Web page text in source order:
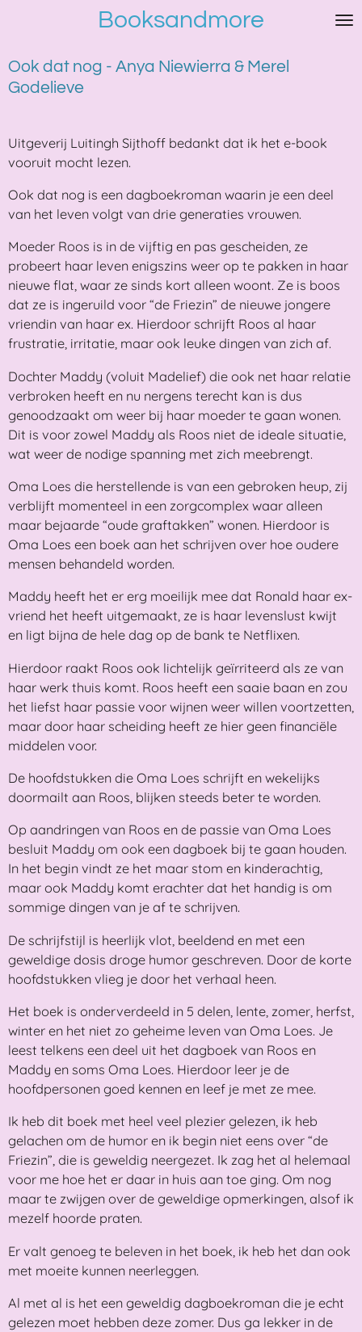
de
hoofdinhoud
Booksandmore
Ook dat nog - Anya Niewierra & Merel
Godelieve
Uitgeverij Luitingh Sijthoff bedankt dat ik het e-book
vooruit mocht lezen.
Ook dat nog is een dagboekroman waarin je een deel
van het leven volgt van drie generaties vrouwen.
Moeder Roos is in de vijftig en pas gescheiden, ze
probeert haar leven enigszins weer op te pakken in haar
nieuwe flat, waar ze sinds kort alleen woont. Ze is boos
dat ze is ingeruild voor “de Friezin” de nieuwe jongere
vriendin van haar ex. Hierdoor schrijft Roos al haar
frustratie, irritatie, maar ook leuke dingen van zich af.
Dochter Maddy (voluit Madelief) die ook net haar relatie
verbroken heeft en nu nergens terecht kan is dus
genoodzaakt om weer bij haar moeder te gaan wonen.
Dit is voor zowel Maddy als Roos niet de ideale situatie,
wat weer de nodige spanning met zich meebrengt.
Oma Loes die herstellende is van een gebroken heup, zij
verblijft momenteel in een zorgcomplex waar alleen
maar bejaarde “oude graftakken” wonen. Hierdoor is
Oma Loes een boek aan het schrijven over hoe oudere
mensen behandeld worden.
Maddy heeft het er erg moeilijk mee dat Ronald haar ex-
vriend het heeft uitgemaakt, ze is haar levenslust kwijt
en ligt bijna de hele dag op de bank te Netflixen.
Hierdoor raakt Roos ook lichtelijk geïrriteerd als ze van
haar werk thuis komt. Roos heeft een saaie baan en zou
het liefst haar passie voor wijnen weer willen voortzetten,
maar door haar scheiding heeft ze hier geen financiële
middelen voor.
De hoofdstukken die Oma Loes schrijft en wekelijks
doormailt aan Roos, blijken steeds beter te worden.
Op aandringen van Roos en de passie van Oma Loes
besluit Maddy om ook een dagboek bij te gaan houden.
In het begin vindt ze het maar stom en kinderachtig,
maar ook Maddy komt erachter dat het handig is om
sommige dingen van je af te schrijven.
De schrijfstijl is heerlijk vlot, beeldend en met een
geweldige dosis droge humor geschreven. Door de korte
hoofdstukken vlieg je door het verhaal heen.
Het boek is onderverdeeld in 5 delen, lente, zomer, herfst,
winter en het niet zo geheime leven van Oma Loes. Je
leest telkens een deel uit het dagboek van Roos en
Maddy en soms Oma Loes. Hierdoor leer je de
hoofdpersonen goed kennen en leef je met ze mee.
Ik heb dit boek met heel veel plezier gelezen, ik heb
gelachen om de humor en ik begin niet eens over “de
Friezin”, die is geweldig neergezet. Ik zag het al helemaal
voor me hoe het er daar in huis aan toe ging. Om nog
maar te zwijgen over de geweldige opmerkingen, alsof ik
mezelf hoorde praten.
Er valt genoeg te beleven in het boek, ik heb het dan ook
met moeite kunnen neerleggen.
Al met al is het een geweldig dagboekroman die je echt
gelezen moet hebben deze zomer. Dus ga lekker in de